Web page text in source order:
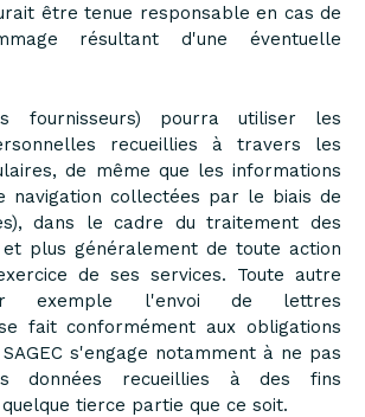
être tenue responsable en cas de
résultant d'une éventuelle
fournisseurs) pourra utiliser les
recueillies à travers les
de même que les informations
navigation collectées par le biais de
dans le cadre du traitement des
plus généralement de toute action
de ses services. Toute autre
exemple l'envoi de lettres
fait conformément aux obligations
s'engage notamment à ne pas
données recueillies à des fins
tierce partie que ce soit.